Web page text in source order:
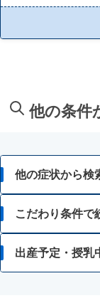
他の条件
他の症状から検
目の疲れ
結膜充血
目のかすみ
こだわり条件で
15歳未満